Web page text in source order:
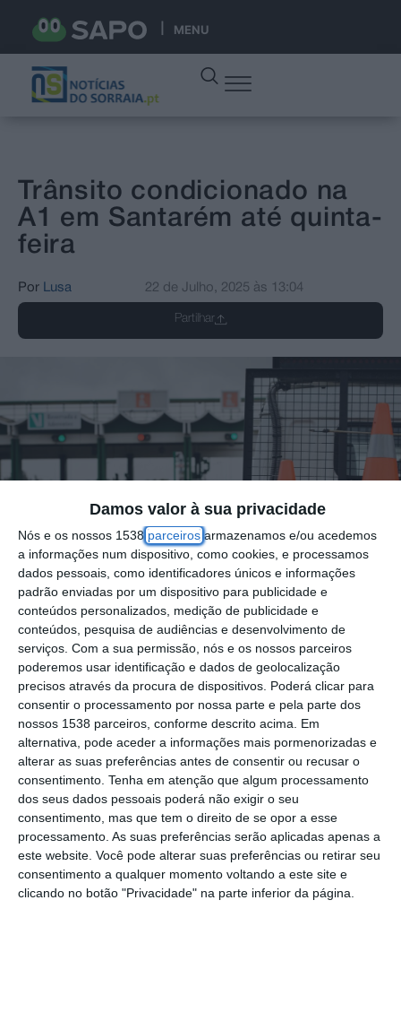
MENU
Damos valor à sua privacidade
Nós e os nossos 1538 parceiros armazenamos e/ou acedemos
a informações num dispositivo, como cookies, e processamos
dados pessoais, como identificadores únicos e informações
padrão enviadas por um dispositivo para publicidade e
conteúdos personalizados, medição de publicidade e
conteúdos, pesquisa de audiências e desenvolvimento de
serviços. Com a sua permissão, nós e os nossos parceiros
poderemos usar identificação e dados de geolocalização
precisos através da procura de dispositivos. Poderá clicar para
consentir o processamento por nossa parte e pela parte dos
nossos 1538 parceiros, conforme descrito acima. Em
alternativa, pode aceder a informações mais pormenorizadas e
alterar as suas preferências antes de consentir ou recusar o
consentimento. Tenha em atenção que algum processamento
dos seus dados pessoais poderá não exigir o seu
consentimento, mas que tem o direito de se opor a esse
processamento. As suas preferências serão aplicadas apenas a
este website. Você pode alterar suas preferências ou retirar seu
consentimento a qualquer momento voltando a este site e
clicando no botão "Privacidade" na parte inferior da página.
Trânsito condicionado na
A1 em Santarém até quinta-
feira
Por Lusa 22 de Julho, 2025 às 13:04
Partilhar
O trânsito vai estar condicionado até quinta-
feira na Autoestrada 1 (A1), no Viaduto da
Asseca, na zona de Santarém, devido a
trabalhos de beneficiação, informou a BCR –
Brisa Concessão Rodoviária.
Em comunicado, a Brisa refere que os
trabalhos começaram na segunda-feira e
vão decorrer entre os quilómetros 60-65, no